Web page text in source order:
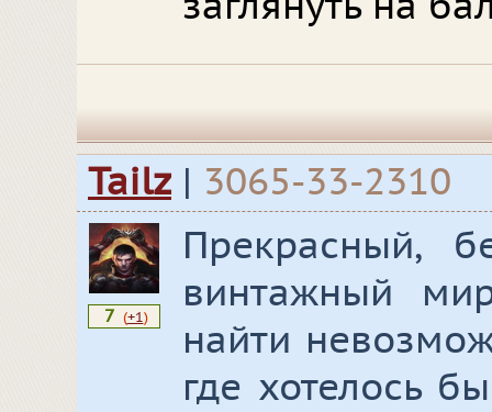
Tailz | 3065-33-2310
7 (+1)
Прекрасный,
винтажный
найти
где хотелось